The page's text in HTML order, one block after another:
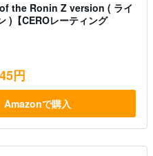
of the Ronin Z version ( ライ
)【CEROレーティング
円
Amazonで購入